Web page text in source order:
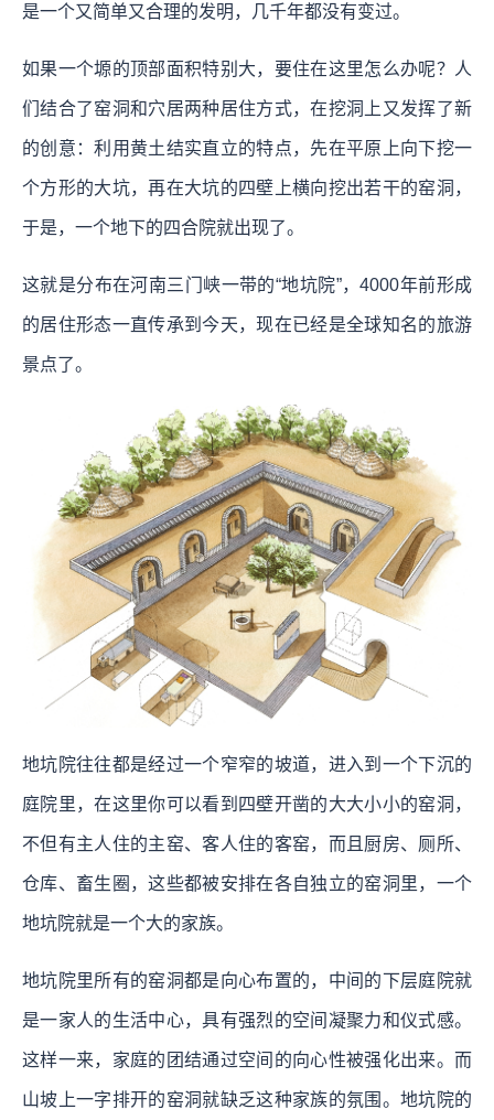
是一个又简单又合理的发明，几千年都没有变过。
如果一个塬的顶部面积特别大，要住在这里怎么办呢？人
们结合了窑洞和穴居两种居住方式，在挖洞上又发挥了新
的创意：利用黄土结实直立的特点，先在平原上向下挖一
个方形的大坑，再在大坑的四壁上横向挖出若干的窑洞，
于是，一个地下的四合院就出现了。
这就是分布在河南三门峡一带的“地坑院”，4000年前形成
的居住形态一直传承到今天，现在已经是全球知名的旅游
景点了。
地坑院往往都是经过一个窄窄的坡道，进入到一个下沉的
庭院里，在这里你可以看到四壁开凿的大大小小的窑洞，
不但有主人住的主窑、客人住的客窑，而且厨房、厕所、
仓库、畜生圈，这些都被安排在各自独立的窑洞里，一个
地坑院就是一个大的家族。
地坑院里所有的窑洞都是向心布置的，中间的下层庭院就
是一家人的生活中心，具有强烈的空间凝聚力和仪式感。
这样一来，家庭的团结通过空间的向心性被强化出来。而
山坡上一字排开的窑洞就缺乏这种家族的氛围。地坑院的